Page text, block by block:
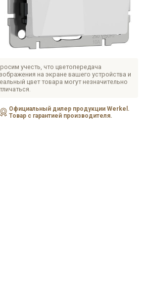
учесть, что цветопередача
на экране вашего устройства и
цвет товара могут незначительно
Официальный дилер продукции Werkel.
Товар с гарантией производителя.